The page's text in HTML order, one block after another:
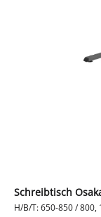
Schreibtisch
H/B/T: 650-850 / 800,